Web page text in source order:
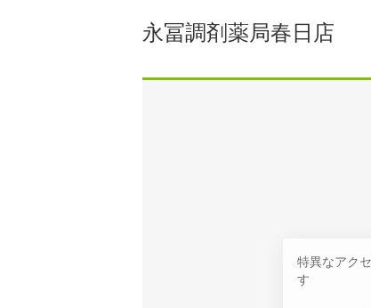
永冨調剤薬局春日店
特異なアク
す